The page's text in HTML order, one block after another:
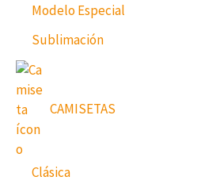
Modelo Especial
Sublimación
CAMISETAS
Clásica